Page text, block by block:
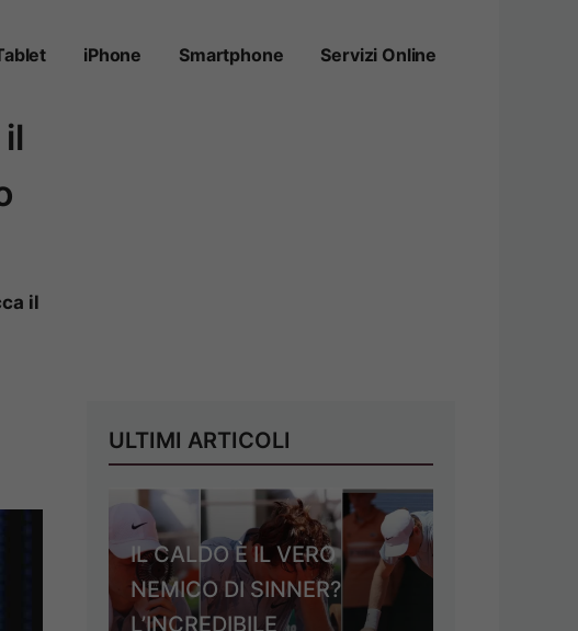
iPhone Smartphone Servizi Online
il
ULTIMI ARTICOLI
IL CALDO È IL VERO
NEMICO DI SINNER?
L’INCREDIBILE